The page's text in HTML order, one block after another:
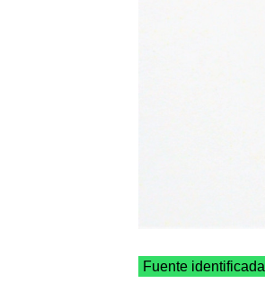
Fuente identificada